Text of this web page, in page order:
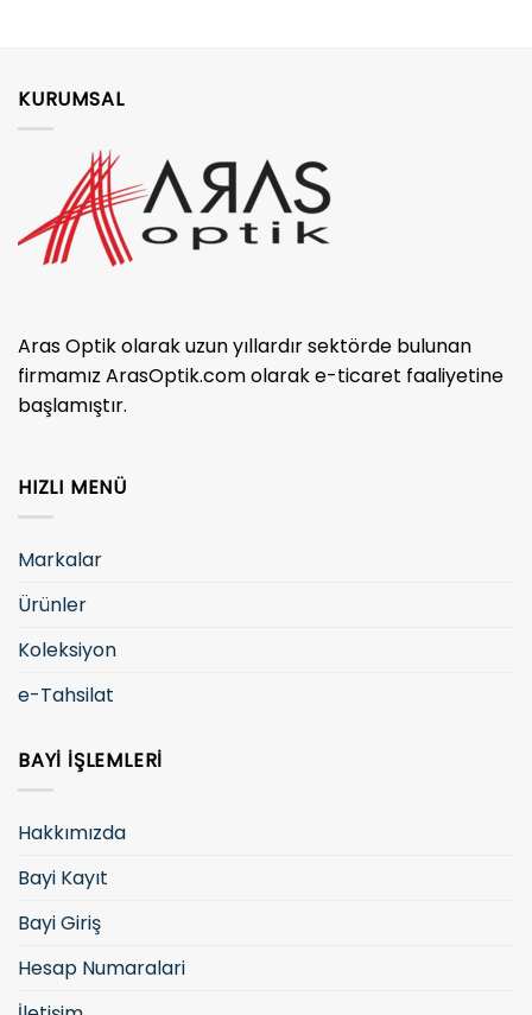
KURUMSAL
Aras Optik olarak uzun yıllardır sektörde bulunan
firmamız ArasOptik.com olarak e-ticaret faaliyetine
başlamıştır.
HIZLI MENÜ
Markalar
Ürünler
Koleksiyon
e-Tahsilat
BAYI İŞLEMLERI
Hakkımızda
Bayi Kayıt
Bayi Giriş
Hesap Numaralari